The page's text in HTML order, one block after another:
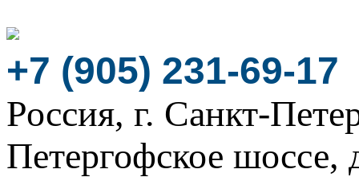
+7 (905) 231-69-17
Россия, г. Санкт-
Петергофское шоссе,